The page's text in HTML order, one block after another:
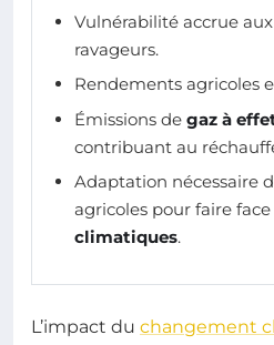
Vulnérabilité accrue aux
ravageurs.
Rendements agricoles
Émissions de gaz à
contribuant au
Adaptation nécessaire
agricoles pour faire
climatiques.
L’impact du changement